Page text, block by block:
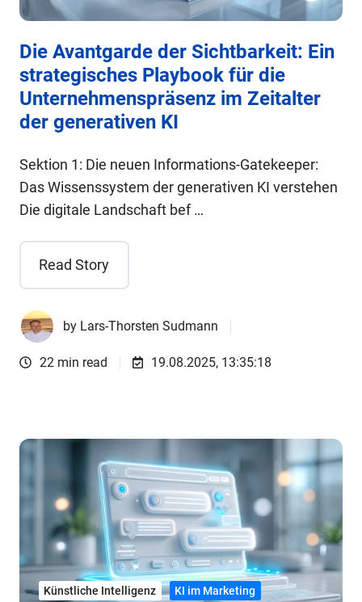
Die Avantgarde der Sichtbarkeit: Ein
strategisches Playbook für die
Unternehmenspräsenz im Zeitalter
der generativen KI
Sektion 1: Die neuen Informations-Gatekeeper:
Das Wissenssystem der generativen KI verstehen
Die digitale Landschaft bef …
Read Story
by Lars-Thorsten Sudmann
22 min read 19.08.2025, 13:35:18
Künstliche Intelligenz KI im Marketing